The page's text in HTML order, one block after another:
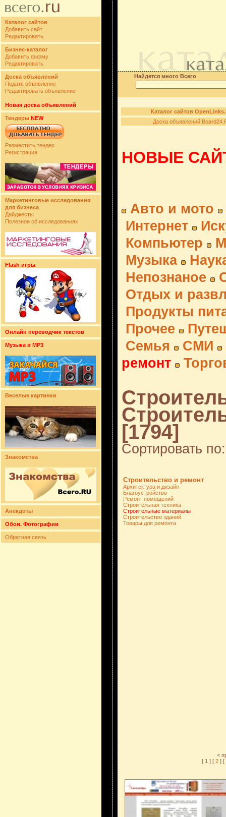
Каталог сайтов
Добавить сайт
Редактировать
Бизнес-каталог
Добавить фирму
Редактировать
Доска объявлений
Подать объявление
Редактировать объявление
Новая доска объявлений
Тендеры NEW
Разместить тендер
Регистрация
Маркетинговые исследования
для бизнеса
Дайджесты
Полезное об исследованиях
Flash игры
Онлайн переводчик текстов
Музыка в MP3
Веселые картинки
Знакомства
Анекдоты
Обои. Фотографии
Обратная связь
Найдется много Всего
Каталог сайтов
Доска объявлений
НОВЫЕ
Авто и мото
Интернет
Компьютер
Музыка
Непознаное
Отдых и
Продукты
Прочее
Семья
СМИ
ремонт
[1794]
Сортировать
Строительство и ремонт
Архитектура и дизайн
Благоустройство
Ремонт помещений
Строительная техника
Строительные материалы
Строительство зданий
Товары для ремонта
<
[ 1 ] [ 2 ] [